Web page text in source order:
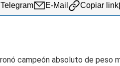
Telegram E-Mail Copiar link
campeón absoluto de peso